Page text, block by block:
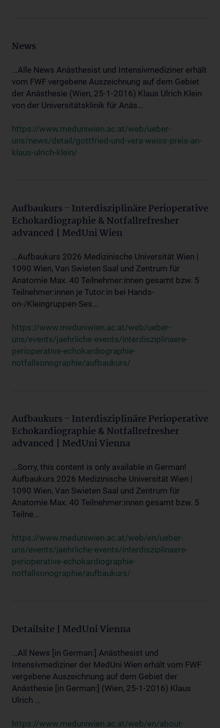
News
...Alle News Anästhesist und Intensivmediziner erhält
vom FWF vergebene Auszeichnung auf dem Gebiet
der Anästhesie (Wien, 25-1-2016) Klaus Ulrich Klein
von der Universitätsklinik für Anäs...
https://www.meduniwien.ac.at/web/ueber-
uns/news/detail/gottfried-und-vera-weiss-preis-an-
klaus-ulrich-klein/
Aufbaukurs - Interdisziplinäre Perioperative
Echokardiographie & Notfallrefresher
advanced | MedUni Wien
...Aufbaukurs 2026 Medizinische Universität Wien |
1090 Wien, Van Swieten Saal und Zentrum für
Anatomie Max. 40 Teilnehmer:innen gesamt bzw. 5
Teilnehmer:innen je Tutor:in bei Hands-
on-/Kleingruppen-Ses...
https://www.meduniwien.ac.at/web/ueber-
uns/events/jaehrliche-events/interdisziplinaere-
perioperative-echokardiographie-
notfallsonographie/aufbaukurs/
Aufbaukurs - Interdisziplinäre Perioperative
Echokardiographie & Notfallrefresher
advanced | MedUni Vienna
...Sorry, this content is only available in German!
Aufbaukurs 2026 Medizinische Universität Wien |
1090 Wien, Van Swieten Saal und Zentrum für
Anatomie Max. 40 Teilnehmer:innen gesamt bzw. 5
Teilne...
https://www.meduniwien.ac.at/web/en/ueber-
uns/events/jaehrliche-events/interdisziplinaere-
perioperative-echokardiographie-
notfallsonographie/aufbaukurs/
Detailsite | MedUni Vienna
...All News [in German:] Anästhesist und
Intensivmediziner der MedUni Wien erhält vom FWF
vergebene Auszeichnung auf dem Gebiet der
Anästhesie [in German:] (Wien, 25-1-2016) Klaus
Ulrich ...
https://www.meduniwien.ac.at/web/en/about-